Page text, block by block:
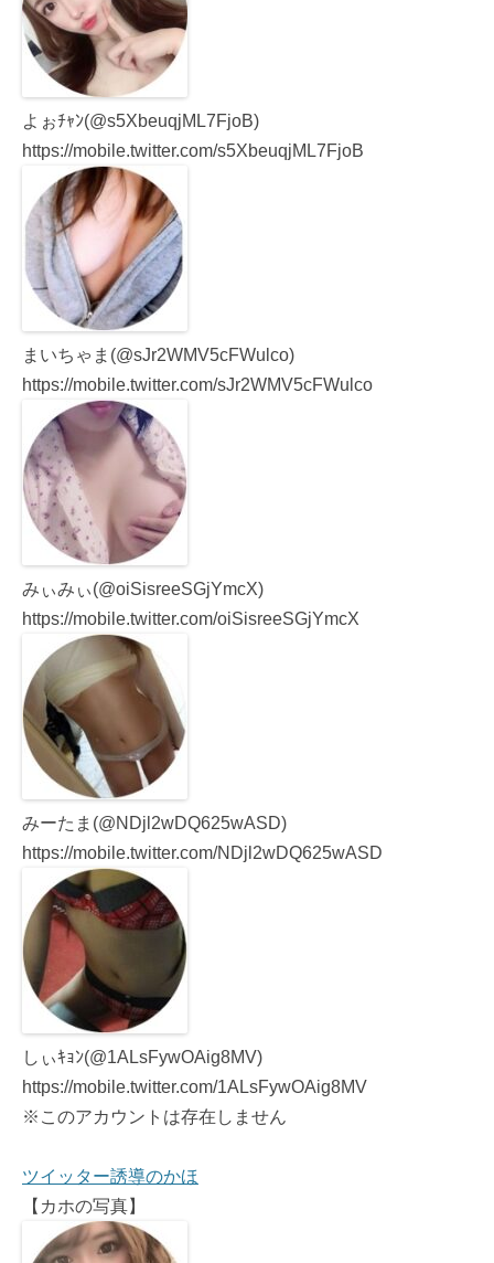
よぉﾁｬﾝ(@s5XbeuqjML7FjoB)
https://mobile.twitter.com/s5XbeuqjML7FjoB
まいちゃま(@sJr2WMV5cFWulco)
https://mobile.twitter.com/sJr2WMV5cFWulco
みぃみぃ(@oiSisreeSGjYmcX)
https://mobile.twitter.com/oiSisreeSGjYmcX
みーたま(@NDjl2wDQ625wASD)
https://mobile.twitter.com/NDjl2wDQ625wASD
しぃｷｮﾝ(@1ALsFywOAig8MV)
https://mobile.twitter.com/1ALsFywOAig8MV
※このアカウントは存在しません
ツイッター誘導のかほ
【カホの写真】